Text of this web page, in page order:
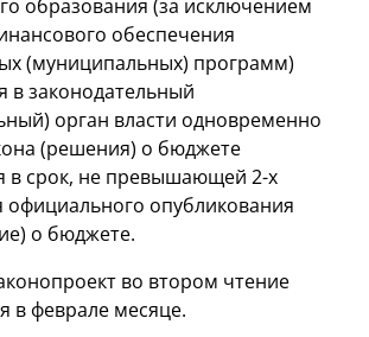
образования (за исключением
обеспечения
(муниципальных) программ)
в законодательный
орган власти одновременно
(решения) о бюджете
в срок, не превышающей 2-х
официального опубликования
о бюджете.
во втором чтение
в феврале месяце.